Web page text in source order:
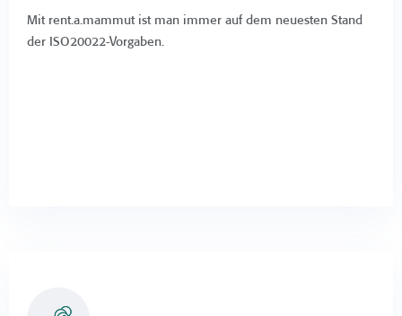
Mit rent.a.mammut ist man immer auf dem neuesten Stand
der ISO20022-Vorgaben.